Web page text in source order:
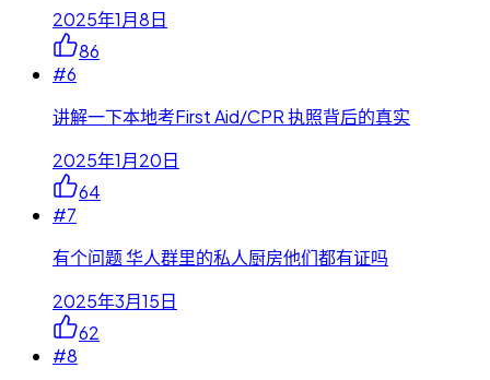
2025年1月8日
86
#6
讲解一下本地考First Aid/CPR 执照背后的真实
2025年1月20日
64
#7
有个问题 华人群里的私人厨房他们都有证吗
2025年3月15日
62
#8